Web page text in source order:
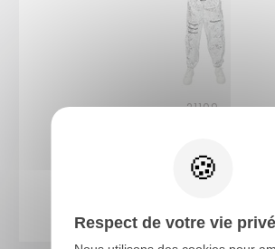
21109
Respect de votre vie